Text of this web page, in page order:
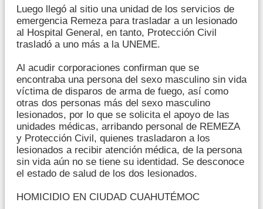
Luego llegó al sitio una unidad de los servicios de
emergencia Remeza para trasladar a un lesionado
al Hospital General, en tanto, Protección Civil
trasladó a uno más a la UNEME.
Al acudir corporaciones confirman que se
encontraba una persona del sexo masculino sin vida
víctima de disparos de arma de fuego, así como
otras dos personas más del sexo masculino
lesionados, por lo que se solicita el apoyo de las
unidades médicas, arribando personal de REMEZA
y Protección Civil, quienes trasladaron a los
lesionados a recibir atención médica, de la persona
sin vida aún no se tiene su identidad. Se desconoce
el estado de salud de los dos lesionados.
HOMICIDIO EN CIUDAD CUAHUTÉMOC